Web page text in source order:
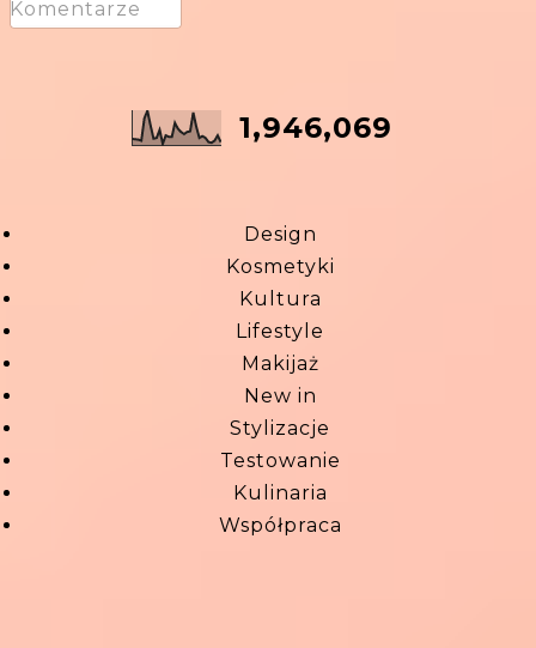
Komentarze
1,946,069
Design
Kosmetyki
Kultura
Lifestyle
Makijaż
New in
Stylizacje
Testowanie
Kulinaria
Współpraca